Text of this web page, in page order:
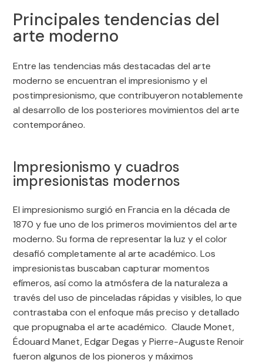
Principales tendencias del
arte moderno
Entre las tendencias más destacadas del arte
moderno se encuentran el impresionismo y el
postimpresionismo, que contribuyeron notablemente
al desarrollo de los posteriores movimientos del arte
contemporáneo.
Impresionismo y cuadros
impresionistas modernos
El impresionismo surgió en Francia en la década de
1870 y fue uno de los primeros movimientos del arte
moderno. Su forma de representar la luz y el color
desafió completamente al arte académico. Los
impresionistas buscaban capturar momentos
efímeros, así como la atmósfera de la naturaleza a
través del uso de pinceladas rápidas y visibles, lo que
contrastaba con el enfoque más preciso y detallado
que propugnaba el arte académico. Claude Monet,
Édouard Manet, Edgar Degas y Pierre-Auguste Renoir
fueron algunos de los pioneros y máximos